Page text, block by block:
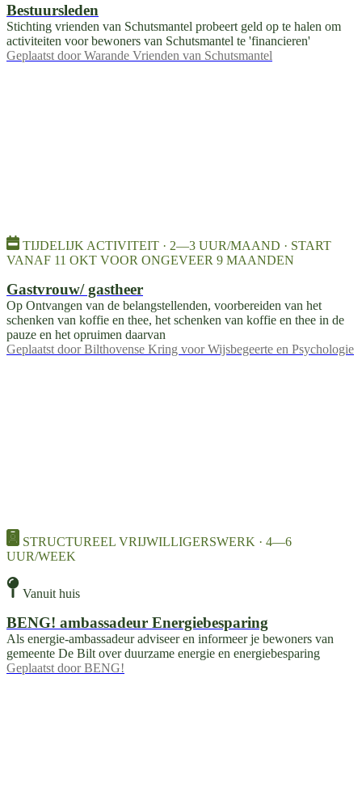
Bestuursleden
Stichting vrienden van Schutsmantel probeert geld op te halen om
activiteiten voor bewoners van Schutsmantel te 'financieren'
Geplaatst door Warande Vrienden van Schutsmantel
TIJDELIJK ACTIVITEIT · 2—3 UUR/MAAND · START
VANAF 11 OKT VOOR ONGEVEER 9 MAANDEN
Gastvrouw/ gastheer
Op Ontvangen van de belangstellenden, voorbereiden van het
schenken van koffie en thee, het schenken van koffie en thee in de
pauze en het opruimen daarvan
Geplaatst door Bilthovense Kring voor Wijsbegeerte en Psychologie
STRUCTUREEL VRIJWILLIGERSWERK · 4—6
UUR/WEEK
Vanuit huis
BENG! ambassadeur Energiebesparing
Als energie-ambassadeur adviseer en informeer je bewoners van
gemeente De Bilt over duurzame energie en energiebesparing
Geplaatst door BENG!